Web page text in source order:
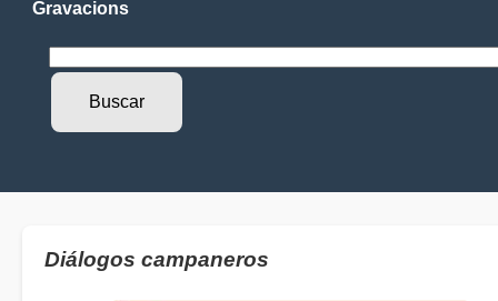
Gravacions
Diálogos campaneros